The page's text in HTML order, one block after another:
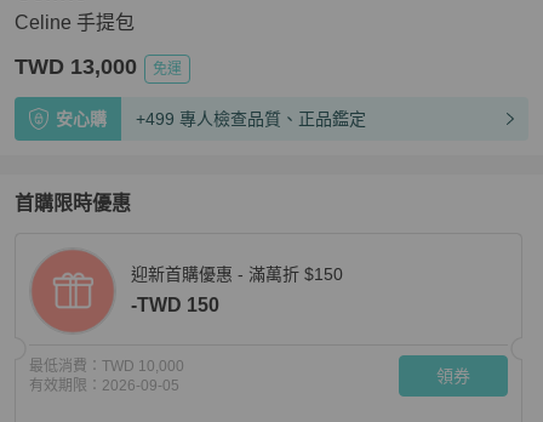
Celine 手提包
TWD 13,000 免運
安心購 +499 專人檢查品質、正品鑑定
首購限時優惠
迎新首購優惠 - 滿萬折 $150
-TWD 150
最低消費： TWD 10,000
有效期限： 2026-09-05 領券